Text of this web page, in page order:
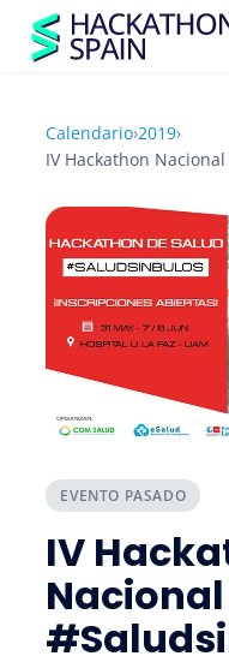
Calendario›2019›
EVENTO PASADO
IV